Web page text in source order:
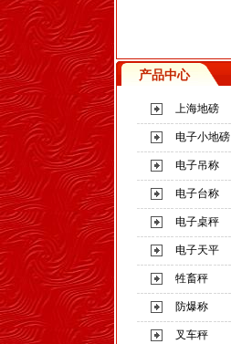
产品中心
上海地磅
电子小地磅
电子吊称
电子台称
电子桌秤
电子天平
牲畜秤
防爆称
叉车秤